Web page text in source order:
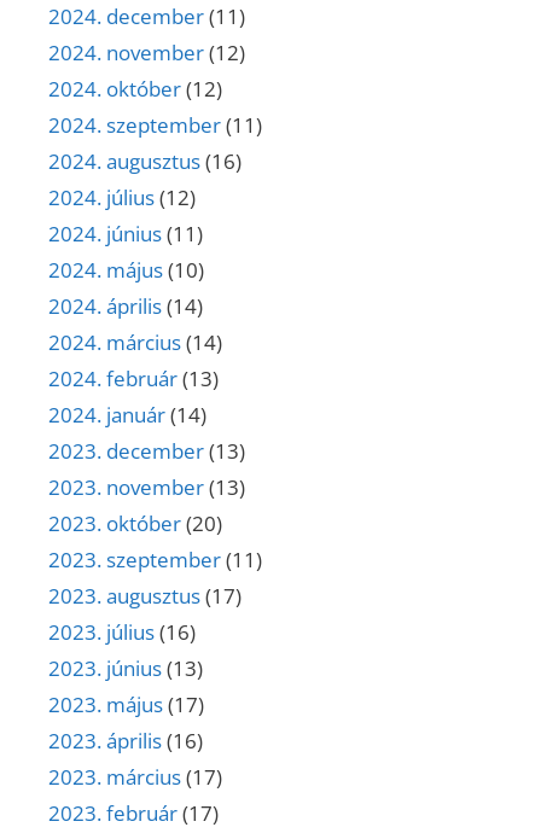
2024. december(11)
2024. november(12)
2024. október(12)
2024. szeptember(11)
2024. augusztus(16)
2024. július(12)
2024. június(11)
2024. május(10)
2024. április(14)
2024. március(14)
2024. február(13)
2024. január(14)
2023. december(13)
2023. november(13)
2023. október(20)
2023. szeptember(11)
2023. augusztus(17)
2023. július(16)
2023. június(13)
2023. május(17)
2023. április(16)
2023. március(17)
2023. február(17)